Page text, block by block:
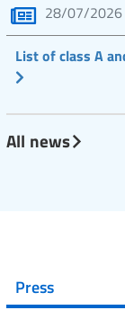
28/07/2026
List of class A
All news
Press